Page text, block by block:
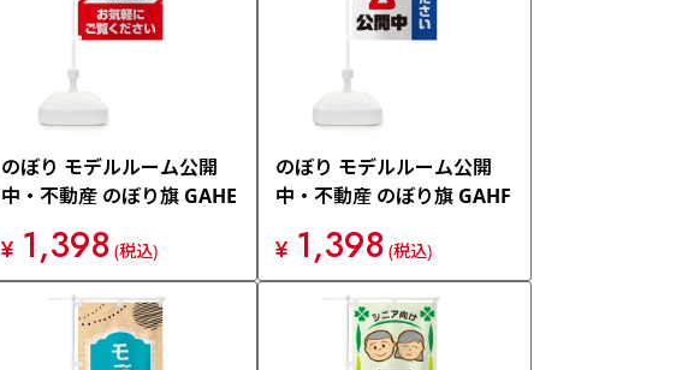
のぼり モデルルーム公開
中・不動産 のぼり旗 GAHE
¥ 1,398 (税込)
のぼり モデルルーム公開
中・不動産 のぼり旗 GAHF
¥ 1,398 (税込)